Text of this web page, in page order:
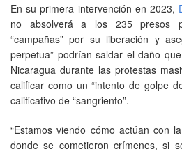
En su primera intervención en 2023,
no absolverá a los 235 presos
“campañas” por su liberación y
perpetua” podrían saldar el daño
Nicaragua durante las protestas
calificar como un “intento de golpe
calificativo de “sangriento”.
“Estamos viendo cómo actúan con
donde se cometieron crímenes, si